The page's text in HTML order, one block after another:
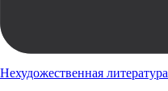
Нехудожественная литература